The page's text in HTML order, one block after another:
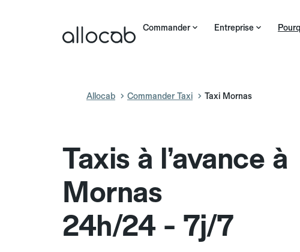
Commander Entreprise
Allocab Commander Taxi Taxi Mornas
Taxis à l’avance à
Mornas
24h/24 - 7j/7